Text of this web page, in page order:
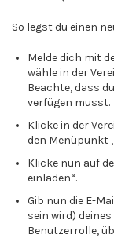
So legst du einen
Melde dich mit
wähle in der
Beachte, dass
verfügen musst.
Klicke in der
den Menüpunkt
Klicke nun auf
einladen“.
Gib nun die E-
sein wird)
Benutzerrolle,